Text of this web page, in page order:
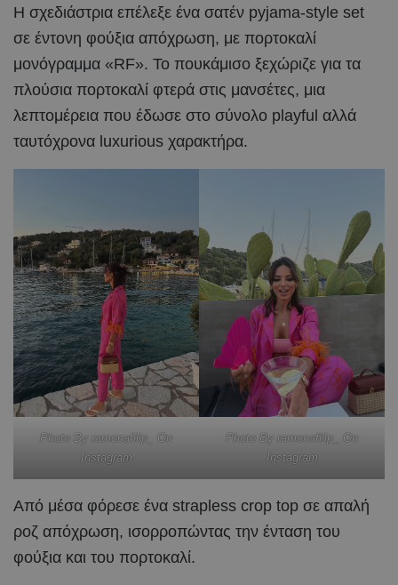
Η σχεδιάστρια επέλεξε ένα σατέν pyjama-style set
σε έντονη φούξια απόχρωση, με πορτοκαλί
μονόγραμμα «RF». Το πουκάμισο ξεχώριζε για τα
πλούσια πορτοκαλί φτερά στις μανσέτες, μια
λεπτομέρεια που έδωσε στο σύνολο playful αλλά
ταυτόχρονα luxurious χαρακτήρα.
Photo By ramonafilip_ On
Instagram
Photo By ramonafilip_ On
Instagram
Από μέσα φόρεσε ένα strapless crop top σε απαλή
ροζ απόχρωση, ισορροπώντας την ένταση του
φούξια και του πορτοκαλί.